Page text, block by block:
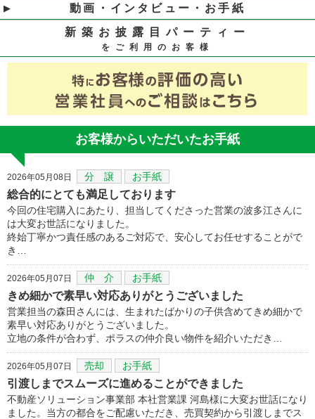
動画・インタビュー・お手紙
新築お披露目パーティー
をご利用のお客様
お客様からいただいたお手紙
2026年05月08日 分 譲 お手紙
総合的にとても満足しております
今回の住宅購入にあたり、担当してくださった営業の波多江さんに
は大変お世話になりました。
終始丁寧かつ責任感のあるご対応で、安心してお任せすることがで
き…
2026年05月07日 仲 介 お手紙
きめ細かで素早い対応ありがとうございました
営業担当の森田さんには、生まれたばかりの子供含めてきめ細かで
素早い対応ありがとうございました。
立地の条件が合わず、ポラスの仲介良い物件を紹介いただき…
2026年05月07日 売却 お手紙
引渡しまでスムーズに進めることができました
不動産ソリューション事業部 本社営業課 河島様に大変お世話になり
ました。当方の都合をご配慮いただき、売買契約から引渡しまでス